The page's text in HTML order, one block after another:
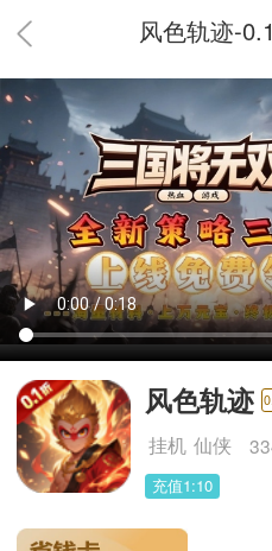
风色轨迹-
风色轨迹
挂机 仙侠
充值1:10